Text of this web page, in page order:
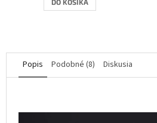
DO KOŠÍKA
Popis Podobné (8) Diskusia